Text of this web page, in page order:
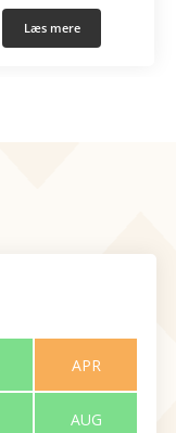
Læs mere
APR
AUG